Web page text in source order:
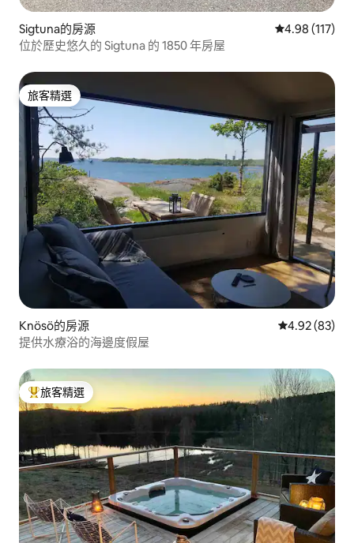
Sigtuna的房源 從 117 則評價
4.98 (117)
位於歷史悠久的 Sigtuna 的 1850 年房屋
旅客精選
旅客精選
Knösö的房源 從 83 則評價
4.92 (83)
提供水療浴的海邊度假屋
旅客精選榜首
旅客精選